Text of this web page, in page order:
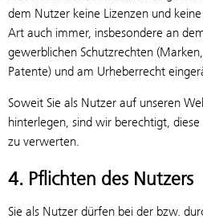
dem Nutzer keine Lizenzen und
Art auch immer, insbesondere an
gewerblichen Schutzrechten
Patente) und am Urheberrecht
Soweit Sie als Nutzer auf unseren
hinterlegen, sind wir berechtigt,
zu verwerten.
4. Pflichten des Nutzers
Sie als Nutzer dürfen bei der bzw.